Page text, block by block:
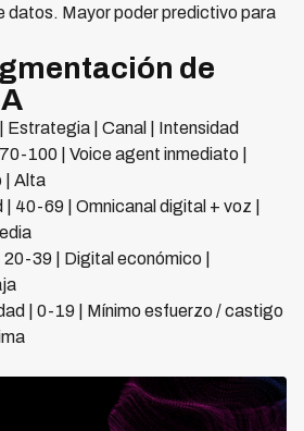
datos. Mayor poder predictivo para
de
Estrategia | Canal | Intensidad
100 | Voice agent inmediato |
| Alta
40-69 | Omnicanal digital + voz |
39 | Digital económico |
| 0-19 | Mínimo esfuerzo / castigo